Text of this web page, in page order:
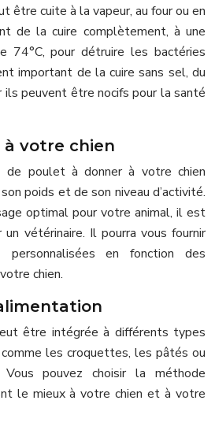
être cuite à la vapeur, au four ou en
de la cuire complètement, à une
74°C, pour détruire les bactéries
important de la cuire sans sel, du
ils peuvent être nocifs pour la santé
à votre chien
de poulet à donner à votre chien
poids et de son niveau d’activité.
optimal pour votre animal, il est
vétérinaire. Il pourra vous fournir
personnalisées en fonction des
chien.
être intégrée à différents types
comme les croquettes, les pâtés ou
pouvez choisir la méthode
le mieux à votre chien et à votre